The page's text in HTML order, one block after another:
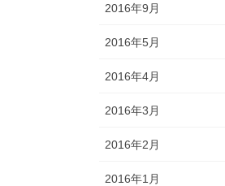
2016年9月
2016年5月
2016年4月
2016年3月
2016年2月
2016年1月